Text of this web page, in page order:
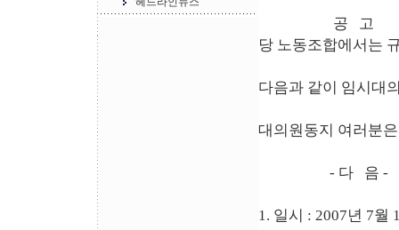
공 고
당 노동조합에서는
다음과 같이 임시대
대의원동지 여러분
- 다 음 -
1. 일시 : 2007년 7월